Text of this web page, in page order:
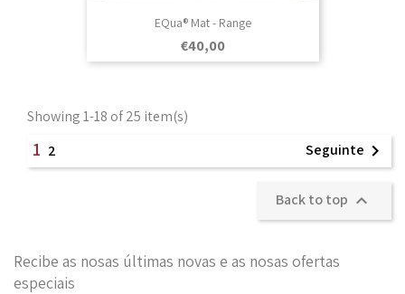
EQua® Mat - Range
Prezo
€40,00
Showing 1-18 of 25 item(s)
1 2 Seguinte 
Back to top 
Recibe as nosas últimas novas e as nosas ofertas
especiais